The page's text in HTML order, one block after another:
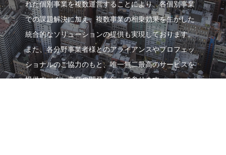
れた個別事業を複数運営することにより、各個別事業
での課題解決に加え、複数事業の相乗効果を生かした
統合的なソリューションの提供も実現しております。
また、各分野事業者様とのアライアンスやプロフェッ
ショナルのご協力のもと、唯一無二最高のサービスを
提供すべく、事業の開発を行って参ります。